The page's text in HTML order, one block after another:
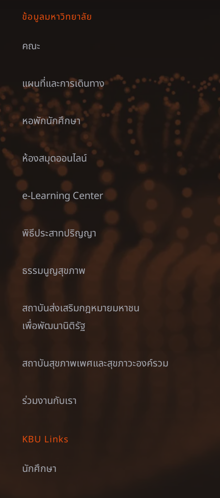
ข้อมูลมหาวิทยาลัย
คณะ
แผนที่และการเดินทาง
หอพักนักศึกษา
ห้องสมุดออนไลน์
e-Learning Center
พิธีประสาทปริญญา
ธรรมนูญสุขภาพ
สถาบันส่งเสริมกฎหมายมหาชน
เพื่อพัฒนานิติรัฐ
สถาบันสุขภาพเพศและสุขภาวะองค์รวม
ร่วมงานกับเรา
KBU Links
นักศึกษา